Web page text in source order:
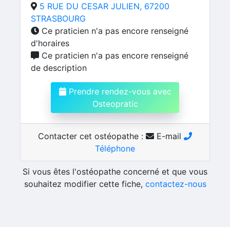
5 RUE DU CESAR JULIEN, 67200
STRASBOURG
Ce praticien n'a pas encore renseigné
d'horaires
Ce praticien n'a pas encore renseigné
de description
Prendre rendez-vous avec
Osteopratic
Contacter cet ostéopathe :
E-mail
Téléphone
Si vous êtes l'ostéopathe concerné et que vous
souhaitez modifier cette fiche, contactez-nous